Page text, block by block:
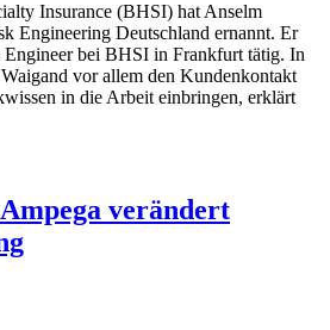
Insurance (BHSI) hat Anselm
Engineering Deutschland ernannt. Er
bei BHSI in Frankfurt tätig. In
vor allem den Kundenkontakt
in die Arbeit einbringen, erklärt
verändert